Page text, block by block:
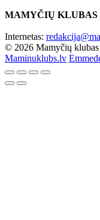
MAMYČIŲ KLUBAS
Internetas:
© 2026 Mamyčių klubas
Maminuklubs.lv